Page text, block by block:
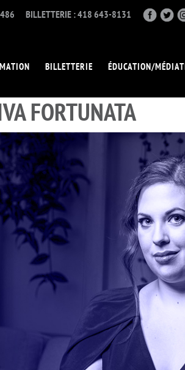
BILLETTERIE : 418 643-8131
BILLETTERIE ÉDUCATION/
FORTUNATA